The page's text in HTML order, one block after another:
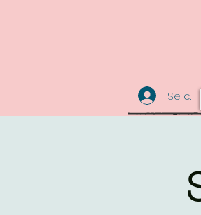
Se